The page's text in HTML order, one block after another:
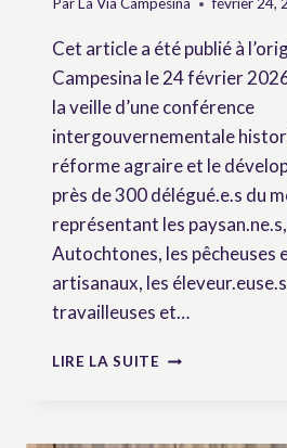
Par La Via Campesina février 24,
Cet article a été publié à
Campesina le 24 février
la veille d’une conférence
intergouvernementale
réforme agraire et le
près de 300 délégué.e.s du
représentant les
Autochtones, les pêcheuses
artisanaux, les
travailleuses et…
LIRE LA SUITE LA